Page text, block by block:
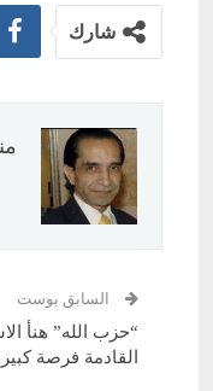
شارك
السابق بوست
“حزب الله” هنأ
القادمة فرصة